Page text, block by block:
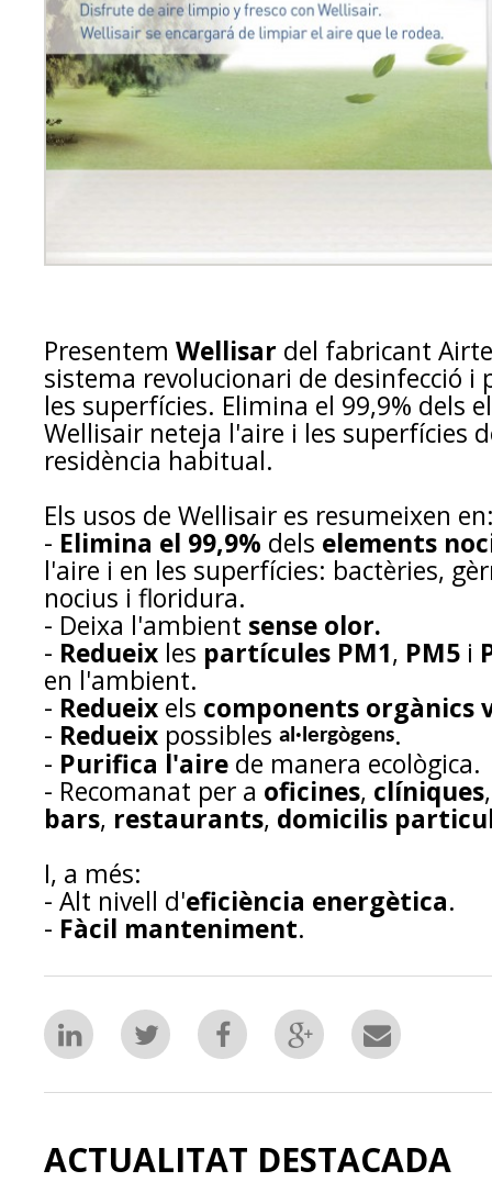
Presentem Wellisar del fabricant
sistema revolucionari de desinfecció i
les superfícies. Elimina el 99,9% dels
Wellisair neteja l'aire i les superfícies
residència habitual.
Els usos de Wellisair es resumeixen
- Elimina el 99,9% dels elements
l'aire i en les superfícies: bactèries,
nocius i floridura.
- Deixa l'ambient sense olor.
- Redueix les partícules PM1, PM5 i
en l'ambient.
- Redueix els components orgànics
- Redueix possibles al·lergògens.
- Purifica l'aire de manera ecològica.
- Recomanat per a oficines, clíniques
bars, restaurants, domicilis
I, a més:
- Alt nivell d'eficiència energètica.
- Fàcil manteniment.
ACTUALITAT DESTACADA